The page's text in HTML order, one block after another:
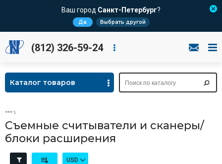
Ваш город Санкт-Петербург?
Да Выбрать другой
(812) 326-59-24
Каталог товаров
Съемные считыватели и сканеры/
блоки расширения
USD